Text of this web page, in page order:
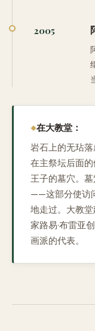
2005
在大教堂：
岩石上的无玷落
在主祭坛后面的
王子的墓穴。
——这部分使访
地走过。大教堂
家路易·布雷亚
画派的代表。